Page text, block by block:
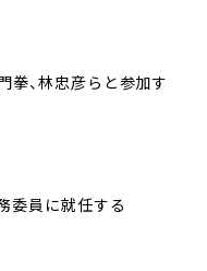
拳、林忠彦らと参加す
委員に就任する